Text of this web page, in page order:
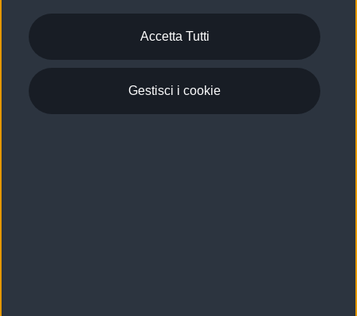
garanzia fino a 4 anni per una maggiore tutela del tuo
acquisto.
Accetta Tutti
Gestisci i cookie